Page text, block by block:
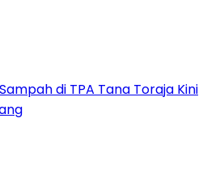
di TPA Tana Toraja Kini